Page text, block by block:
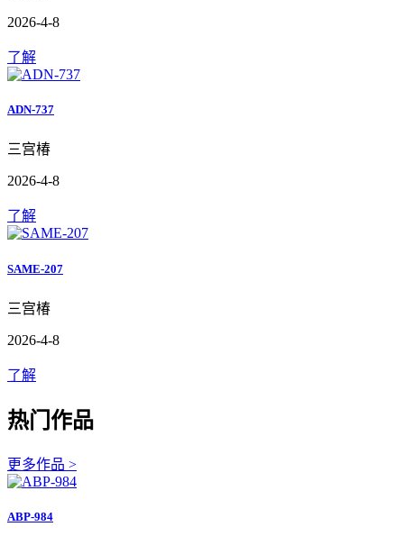
2026-4-8
了解
ADN-737
三宫椿
2026-4-8
了解
SAME-207
三宫椿
2026-4-8
了解
热门作品
更多作品 >
ABP-984